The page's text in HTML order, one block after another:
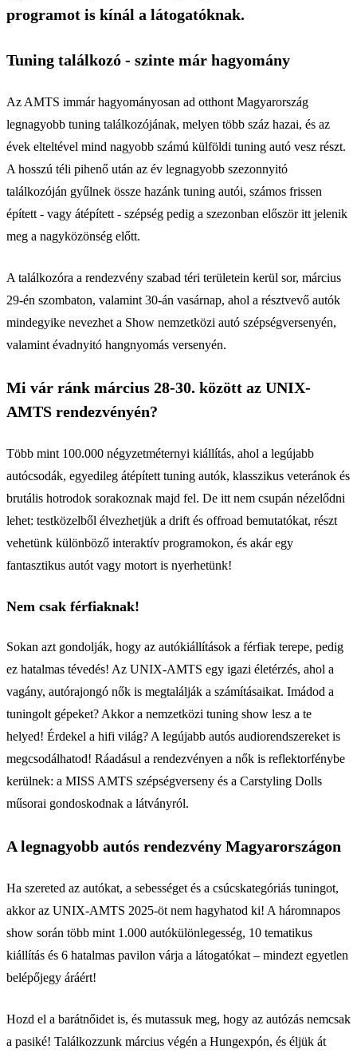
programot is kínál a látogatóknak.
Tuning találkozó - szinte már hagyomány
Az AMTS immár hagyományosan ad otthont Magyarország
legnagyobb tuning találkozójának, melyen több száz hazai, és az
évek elteltével mind nagyobb számú külföldi tuning autó vesz részt.
A hosszú téli pihenő után az év legnagyobb szezonnyitó
találkozóján gyűlnek össze hazánk tuning autói, számos frissen
épített - vagy átépített - szépség pedig a szezonban először itt jelenik
meg a nagyközönség előtt.
A találkozóra a rendezvény szabad téri területein kerül sor, március
29-én szombaton, valamint 30-án vasárnap, ahol a résztvevő autók
mindegyike nevezhet a Show nemzetközi autó szépségversenyén,
valamint évadnyitó hangnyomás versenyén.
Mi vár ránk március 28-30. között az UNIX-
AMTS rendezvényén?
Több mint 100.000 négyzetméternyi kiállítás, ahol a legújabb
autócsodák, egyedileg átépített tuning autók, klasszikus veteránok és
brutális hotrodok sorakoznak majd fel. De itt nem csupán nézelődni
lehet: testközelből élvezhetjük a drift és offroad bemutatókat, részt
vehetünk különböző interaktív programokon, és akár egy
fantasztikus autót vagy motort is nyerhetünk!
Nem csak férfiaknak!
Sokan azt gondolják, hogy az autókiállítások a férfiak terepe, pedig
ez hatalmas tévedés! Az UNIX-AMTS egy igazi életérzés, ahol a
vagány, autórajongó nők is megtalálják a számításaikat. Imádod a
tuningolt gépeket? Akkor a nemzetközi tuning show lesz a te
helyed! Érdekel a hifi világ? A legújabb autós audiorendszereket is
megcsodálhatod! Ráadásul a rendezvényen a nők is reflektorfénybe
kerülnek: a MISS AMTS szépségverseny és a Carstyling Dolls
műsorai gondoskodnak a látványról.
A legnagyobb autós rendezvény Magyarországon
Ha szereted az autókat, a sebességet és a csúcskategóriás tuningot,
akkor az UNIX-AMTS 2025-öt nem hagyhatod ki! A háromnapos
show során több mint 1.000 autókülönlegesség, 10 tematikus
kiállítás és 6 hatalmas pavilon várja a látogatókat – mindezt egyetlen
belépőjegy áráért!
Hozd el a barátnőidet is, és mutassuk meg, hogy az autózás nemcsak
a pasiké! Találkozzunk március végén a Hungexpón, és éljük át